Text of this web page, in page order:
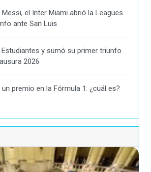
el Inter Miami abrió la Leagues
ante San Luis
y sumó su primer triunfo
2026
premio en la Fórmula 1: ¿cuál es?